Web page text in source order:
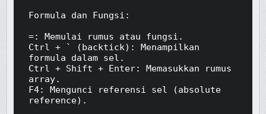
Formula dan Fungsi:
=: Memulai rumus atau fungsi.
Ctrl + ` (backtick): Menampilkan
formula dalam sel.
Ctrl + Shift + Enter: Memasukkan rumus
array.
F4: Mengunci referensi sel (absolute
reference).